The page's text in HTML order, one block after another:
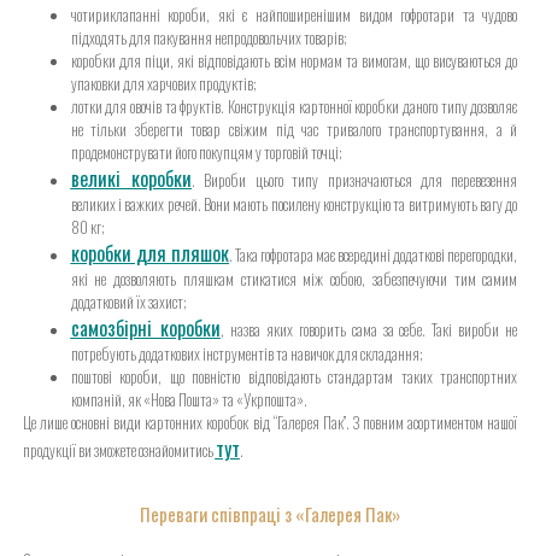
чотириклапанні короби, які є найпоширенішим видом гофротари та чудово
підходять для пакування непродовольчих товарів;
коробки для піци, які відповідають всім нормам та вимогам, що висуваються до
упаковки для харчових продуктів;
лотки для овочів та фруктів. Конструкція картонної коробки даного типу дозволяє
не тільки зберегти товар свіжим під час тривалого транспортування, а й
продемонструвати його покупцям у торговій точці;
великі коробки. Вироби цього типу призначаються для перевезення
великих і важких речей. Вони мають посилену конструкцію та витримують вагу до
80 кг;
коробки для пляшок. Така гофротара має всередині додаткові перегородки,
які не дозволяють пляшкам стикатися між собою, забезпечуючи тим самим
додатковий їх захист;
самозбірні коробки, назва яких говорить сама за себе. Такі вироби не
потребують додаткових інструментів та навичок для складання;
поштові короби, що повністю відповідають стандартам таких транспортних
компаній, як «Нова Пошта» та «Укрпошта».
Це лише основні види картонних коробок від “Галерея Пак”. З повним асортиментом нашої
продукції ви зможете ознайомитисьтут.
Переваги співпраці з «Галерея Пак»